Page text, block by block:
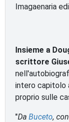
Imagaenaria
Insieme a
scrittore
intero capitolo
proprio sulle
"Da Buceto,